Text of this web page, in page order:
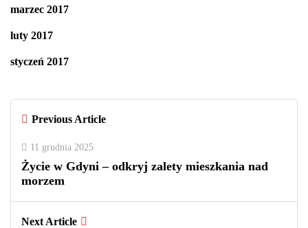
marzec 2017
luty 2017
styczeń 2017
Previous Article
11 grudnia 2025
Życie w Gdyni – odkryj zalety mieszkania nad
morzem
Next Article